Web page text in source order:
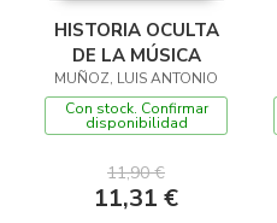
HISTORIA OCULTA
DE LA MÚSICA
MUÑOZ, LUIS ANTONIO
Con stock. Confirmar
disponibilidad
11,90 €
11,31 €